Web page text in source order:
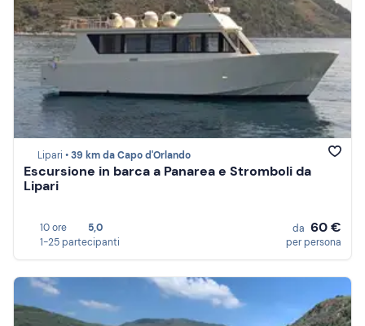
Lipari •39 km da Capo d'Orlando
Escursione in barca a Panarea e Stromboli da
Lipari
10 ore
5,0
1-25 partecipanti
da 60 €
per persona